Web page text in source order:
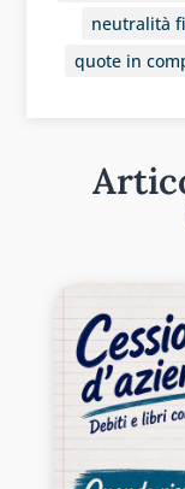
neutralità
quote in